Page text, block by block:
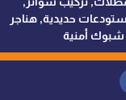
حديدية, هناجر
أمنية